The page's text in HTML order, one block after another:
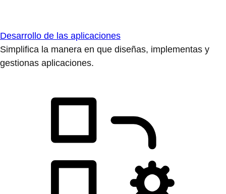
Desarrollo de las aplicaciones
Simplifica la manera en que diseñas, implementas y
gestionas aplicaciones.